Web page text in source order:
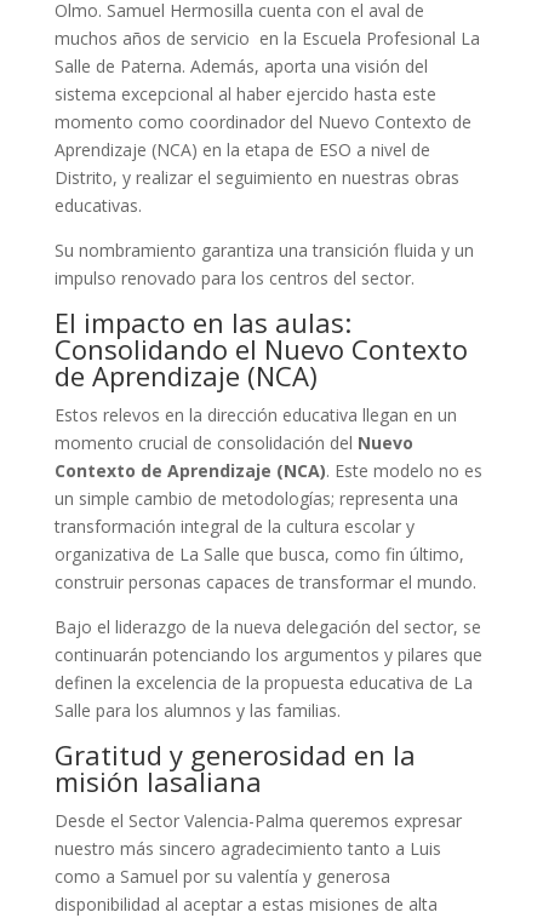
Olmo. Samuel Hermosilla cuenta con el aval de
muchos años de servicio en la Escuela Profesional La
Salle de Paterna. Además, aporta una visión del
sistema excepcional al haber ejercido hasta este
momento como coordinador del Nuevo Contexto de
Aprendizaje (NCA) en la etapa de ESO a nivel de
Distrito, y realizar el seguimiento en nuestras obras
educativas.
Su nombramiento garantiza una transición fluida y un
impulso renovado para los centros del sector.
El impacto en las aulas:
Consolidando el Nuevo Contexto
de Aprendizaje (NCA)
Estos relevos en la dirección educativa llegan en un
momento crucial de consolidación del Nuevo
Contexto de Aprendizaje (NCA). Este modelo no es
un simple cambio de metodologías; representa una
transformación integral de la cultura escolar y
organizativa de La Salle que busca, como fin último,
construir personas capaces de transformar el mundo.
Bajo el liderazgo de la nueva delegación del sector, se
continuarán potenciando los argumentos y pilares que
definen la excelencia de la propuesta educativa de La
Salle para los alumnos y las familias.
Gratitud y generosidad en la
misión lasaliana
Desde el Sector Valencia-Palma queremos expresar
nuestro más sincero agradecimiento tanto a Luis
como a Samuel por su valentía y generosa
disponibilidad al aceptar a estas misiones de alta